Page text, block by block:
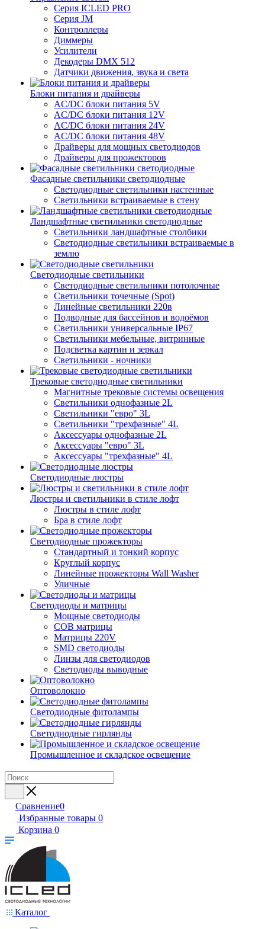
Серия ICLED PRO
Серия JM
Контроллеры
Диммеры
Усилители
Декодеры DMX 512
Датчики движения, звука и света
Блоки питания и драйверы
AC/DC блоки питания 5V
AC/DC блоки питания 12V
AC/DC блоки питания 24V
AC/DC блоки питания 48V
Драйверы для мощных светодиодов
Драйверы для прожекторов
Фасадные светильники светодиодные
Светодиодные светильники настенные
Светильники встраиваемые в стену
Ландшафтные светильники светодиодные
Светильники ландшафтные столбики
Светодиодные светильники встраиваемые в
землю
Светодиодные светильники
Светодиодные светильники потолочные
Светильники точечные (Spot)
Линейные светильники 220в
Подводные для бассейнов и водоёмов
Светильники универсальные IP67
Светильники мебельные, витринные
Подсветка картин и зеркал
Светильники - ночники
Трековые светодиодные светильники
Магнитные трековые системы освещения
Светильники однофазные 2L
Светильники "евро" 3L
Светильники "трехфазные" 4L
Аксессуары однофазные 2L
Аксессуары "евро" 3L
Аксессуары "трехфазные" 4L
Светодиодные люстры
Люстры и светильники в стиле лофт
Люстры в стиле лофт
Бра в стиле лофт
Светодиодные прожекторы
Стандартный и тонкий корпус
Круглый корпус
Линейные прожекторы Wall Washer
Уличные
Светодиоды и матрицы
Мощные светодиоды
COB матрицы
Матрицы 220V
SMD светодиоды
Линзы для светодиодов
Светодиоды выводные
Оптоволокно
Светодиодные фитолампы
Светодиодные гирлянды
Промышленное и складское освещение
Сравнение0
Избранные товары 0
Корзина 0
Каталог